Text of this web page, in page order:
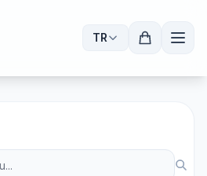
TR